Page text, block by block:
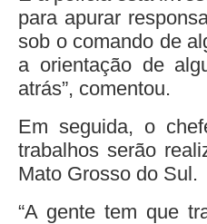
para apurar
sob o comando de
a orientação de
atrás”, comentou.
Em seguida, o
trabalhos serão
Mato Grosso do Sul.
“A gente tem que